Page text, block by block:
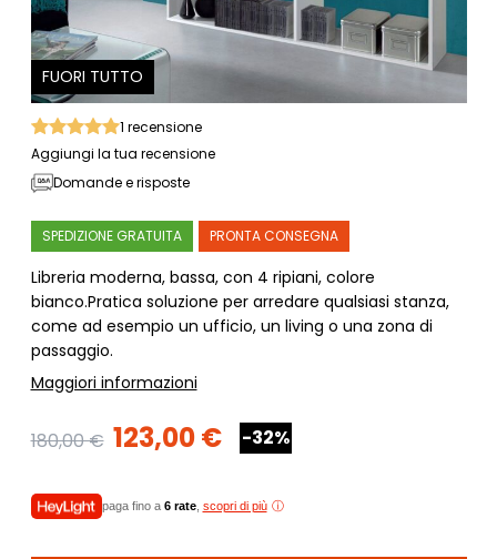
FUORI TUTTO
1 recensione
Aggiungi la tua recensione
Domande e risposte
SPEDIZIONE GRATUITA PRONTA CONSEGNA
Libreria moderna, bassa, con 4 ripiani, colore
bianco.Pratica soluzione per arredare qualsiasi stanza,
come ad esempio un ufficio, un living o una zona di
passaggio.
Maggiori informazioni
180,00 € 123,00 € -32%
paga fino a 6 rate, scopri di più